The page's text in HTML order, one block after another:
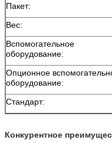
Пакет:
Вес:
Вспомогательное
оборудование:
Опционное
оборудование:
Стандарт:
Конкурентное